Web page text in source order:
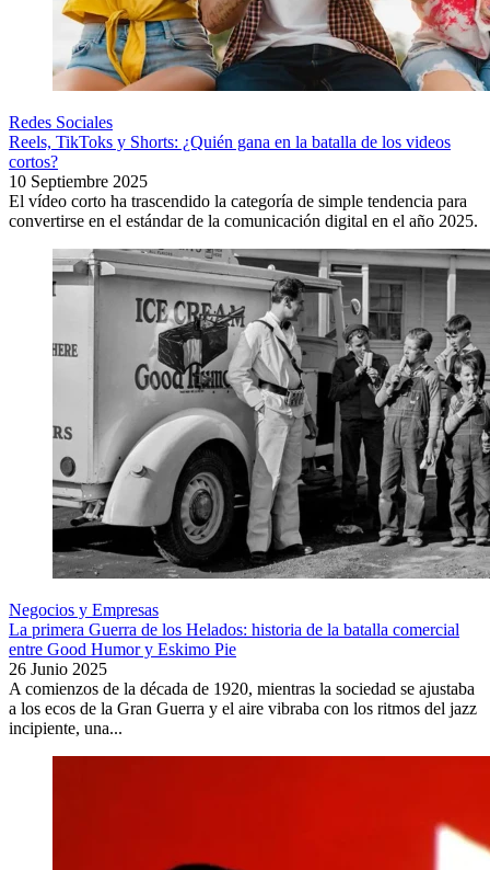
Redes Sociales
Reels, TikToks y Shorts: ¿Quién gana en la batalla de los videos
cortos?
10 Septiembre 2025
El vídeo corto ha trascendido la categoría de simple tendencia para
convertirse en el estándar de la comunicación digital en el año 2025.
Negocios y Empresas
La primera Guerra de los Helados: historia de la batalla comercial
entre Good Humor y Eskimo Pie
26 Junio 2025
A comienzos de la década de 1920, mientras la sociedad se ajustaba
a los ecos de la Gran Guerra y el aire vibraba con los ritmos del jazz
incipiente, una...